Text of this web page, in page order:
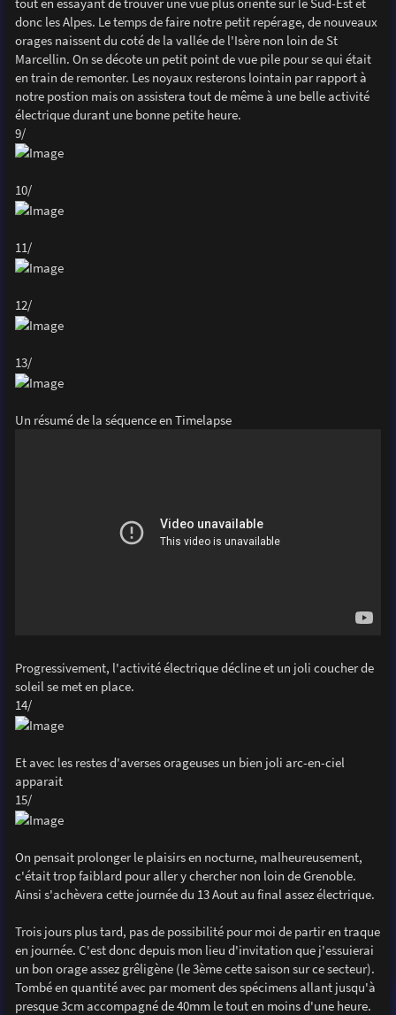
donc les Alpes. Le temps de faire notre petit repérage, de nouveaux
orages naissent du coté de la vallée de l'Isère non loin de St
Marcellin. On se décote un petit point de vue pile pour se qui était
en train de remonter. Les noyaux resterons lointain par rapport à
notre postion mais on assistera tout de même à une belle activité
électrique durant une bonne petite heure.
9/
10/
11/
12/
13/
Un résumé de la séquence en Timelapse
Progressivement, l'activité électrique décline et un joli coucher de
soleil se met en place.
14/
Et avec les restes d'averses orageuses un bien joli arc-en-ciel
apparait
15/
On pensait prolonger le plaisirs en nocturne, malheureusement,
c'était trop faiblard pour aller y chercher non loin de Grenoble.
Ainsi s'achèvera cette journée du 13 Aout au final assez électrique.
Trois jours plus tard, pas de possibilité pour moi de partir en traque
en journée. C'est donc depuis mon lieu d'invitation que j'essuierai
un bon orage assez grêligène (le 3ème cette saison sur ce secteur).
Tombé en quantité avec par moment des spécimens allant jusqu'à
presque 3cm accompagné de 40mm le tout en moins d'une heure.